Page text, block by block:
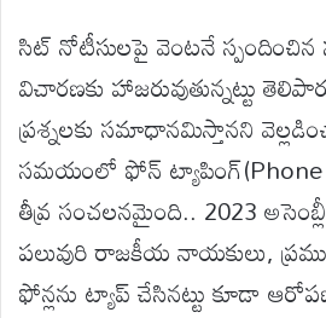
సిట్ నోటీసులపై వెంటనే
విచారణకు హాజరువుతున్నట్టు
ప్రశ్నలకు సమాధానమిస్తానని
సమయంలో ఫోన్ ట్యాపింగ్(Phone
తీవ్ర సంచలనమైంది.. 2023
పలువురి రాజకీయ నాయకులు,
ఫోన్లను ట్యాప్ చేసినట్టు కూడా